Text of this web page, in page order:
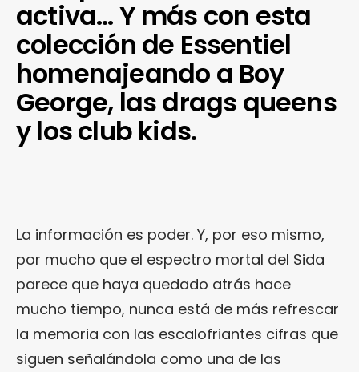
activa… Y más con esta
colección de Essentiel
homenajeando a Boy
George, las drags queens
y los club kids.
La información es poder. Y, por eso mismo,
por mucho que el espectro mortal del Sida
parece que haya quedado atrás hace
mucho tiempo, nunca está de más refrescar
la memoria con las escalofriantes cifras que
siguen señalándola como una de las